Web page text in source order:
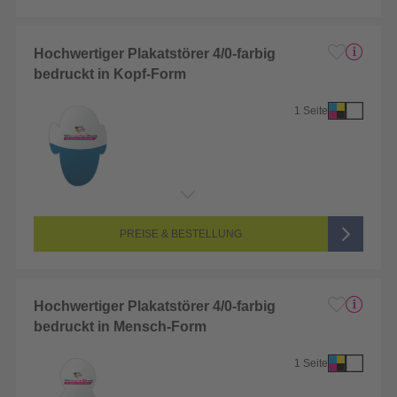
Hochwertiger Plakatstörer 4/0-farbig
bedruckt in Kopf-Form
1 Seite
Seitenanzahl: 1-seitig (Vorderseite bedruckt, Rückseite unbedruckt)
4/0-farbig CMYK (vollfarbig bedruckt)
PREISE & BESTELLUNG
Hochwertiger Plakatstörer 4/0-farbig
bedruckt in Mensch-Form
1 Seite